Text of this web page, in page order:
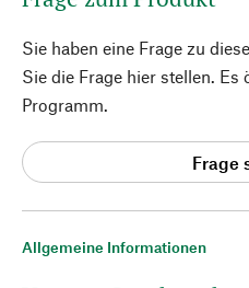
Allgemeine Informationen
Sie haben eine Frage zu
Sie die Frage hier stellen.
Programm.
Frage